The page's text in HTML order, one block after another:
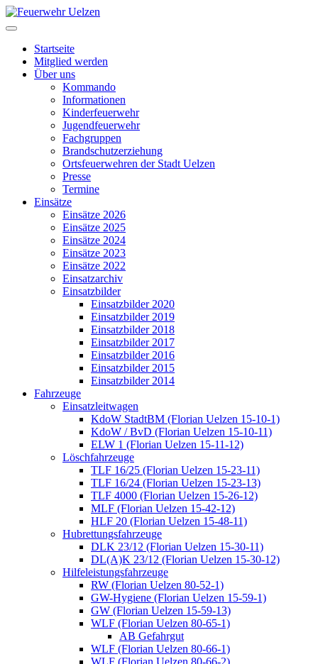
Startseite
Mitglied werden
Über uns
Kommando
Informationen
Kinderfeuerwehr
Jugendfeuerwehr
Fachgruppen
Brandschutzerziehung
Ortsfeuerwehren der Stadt Uelzen
Presse
Termine
Einsätze
Einsätze 2026
Einsätze 2025
Einsätze 2024
Einsätze 2023
Einsätze 2022
Einsatzarchiv
Einsatzbilder
Einsatzbilder 2020
Einsatzbilder 2019
Einsatzbilder 2018
Einsatzbilder 2017
Einsatzbilder 2016
Einsatzbilder 2015
Einsatzbilder 2014
Fahrzeuge
Einsatzleitwagen
KdoW StadtBM (Florian Uelzen 15-10-1)
KdoW / BvD (Florian Uelzen 15-10-11)
ELW 1 (Florian Uelzen 15-11-12)
Löschfahrzeuge
TLF 16/25 (Florian Uelzen 15-23-11)
TLF 16/24 (Florian Uelzen 15-23-13)
TLF 4000 (Florian Uelzen 15-26-12)
MLF (Florian Uelzen 15-42-12)
HLF 20 (Florian Uelzen 15-48-11)
Hubrettungsfahrzeuge
DLK 23/12 (Florian Uelzen 15-30-11)
DL(A)K 23/12 (Florian Uelzen 15-30-12)
Hilfeleistungsfahrzeuge
RW (Florian Uelzen 80-52-1)
GW-Hygiene (Florian Uelzen 15-59-1)
GW (Florian Uelzen 15-59-13)
WLF (Florian Uelzen 80-65-1)
AB Gefahrgut
WLF (Florian Uelzen 80-66-1)
WLF (Florian Uelzen 80-66-2)